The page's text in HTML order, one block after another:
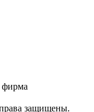
фирма
защищены.